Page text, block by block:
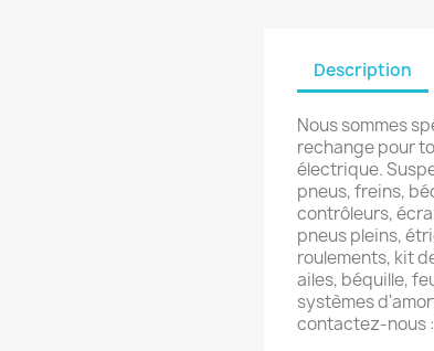
Description
Nous sommes
rechange pour
électrique.
pneus, freins,
contrôleurs,
pneus pleins,
roulements, kit
ailes, béquille,
systèmes
contactez-nous